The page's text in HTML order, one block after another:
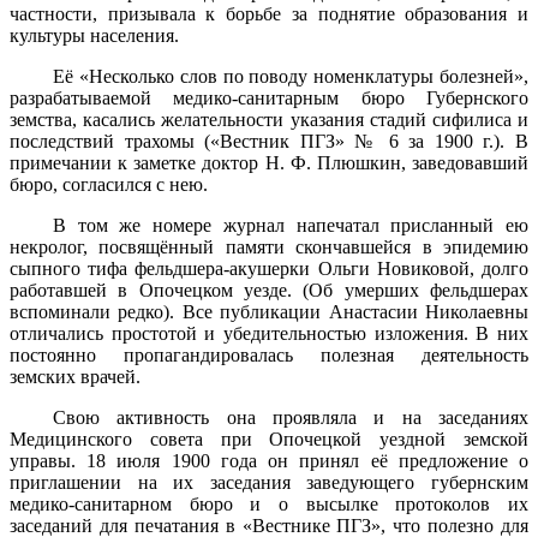
частности, призывала к борьбе за поднятие образования и
культуры населения.
Её «Несколько слов по поводу номенклатуры болезней»,
разрабатываемой медико-санитарным бюро Губернского
земства, касались желательности указания стадий сифилиса и
последствий трахомы («Вестник ПГЗ» № 6 за 1900 г.). В
примечании к заметке доктор Н. Ф. Плюшкин, заведовавший
бюро, согласился с нею.
В том же номере журнал напечатал присланный ею
некролог, посвящённый памяти скончавшейся в эпидемию
сыпного тифа фельдшера-акушерки Ольги Новиковой, долго
работавшей в Опочецком уезде. (Об умерших фельдшерах
вспоминали редко). Все публикации Анастасии Николаевны
отличались простотой и убедительностью изложения. В них
постоянно пропагандировалась полезная деятельность
земских врачей.
Свою активность она проявляла и на заседаниях
Медицинского совета при Опочецкой уездной земской
управы. 18 июля 1900 года он принял её предложение о
приглашении на их заседания заведующего губернским
медико-санитарном бюро и о высылке протоколов их
заседаний для печатания в «Вестнике ПГЗ», что полезно для